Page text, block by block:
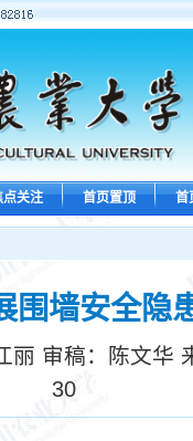
点关注 首页置顶 首
围墙安全隐
丽 审稿：陈文华
30